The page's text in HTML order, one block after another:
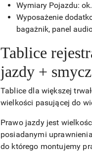
Wymiary Pojazdu:
Wyposażenie
bagażnik, panel
Tablice
jazdy +
Tablice dla większej
wielkości pasującej do
Prawo jazdy jest
posiadanymi
do którego montujemy